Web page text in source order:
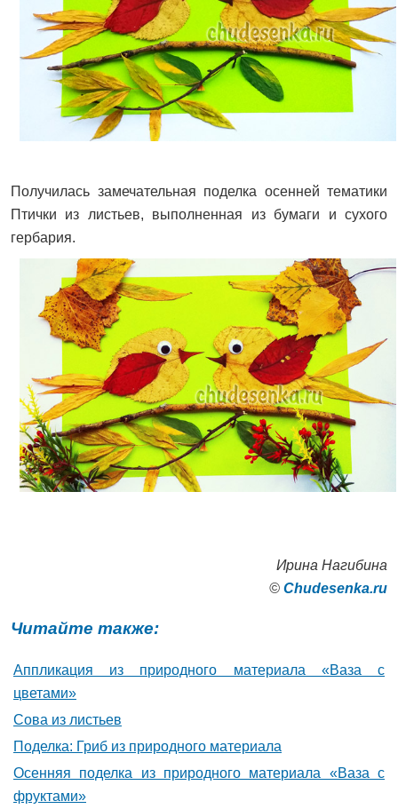
Получилась замечательная поделка осенней тематики
Птички из листьев, выполненная из бумаги и сухого
гербария.
Ирина Нагибина
© Сhudesenka.ru
Читайте также:
Аппликация из природного материала «Ваза с
цветами»
Сова из листьев
Поделка: Гриб из природного материала
Осенняя поделка из природного материала «Ваза с
фруктами»